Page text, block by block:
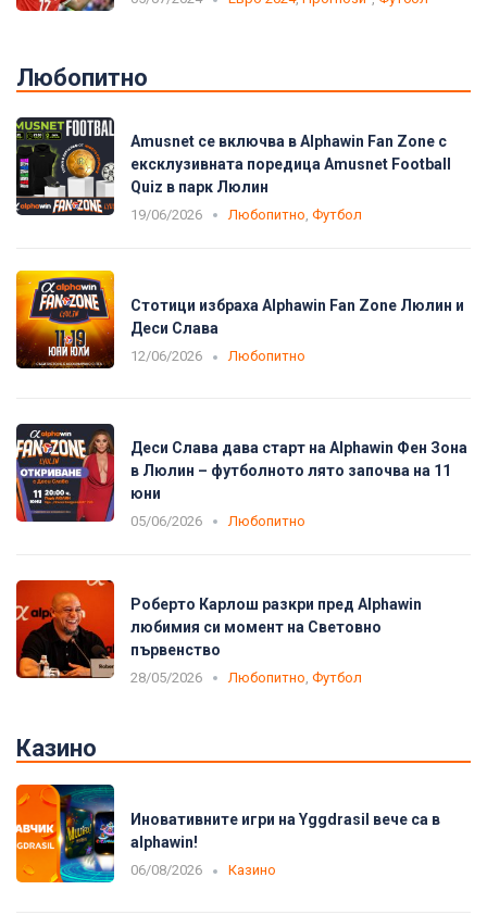
Любопитно
Amusnet се включва в Alphawin Fan Zone с
ексклузивната поредица Amusnet Football
Quiz в парк Люлин
19/06/2026 Любопитно Футбол
Стотици избраха Alphawin Fan Zone Люлин и
Деси Слава
12/06/2026 Любопитно
Деси Слава дава старт на Alphawin Фен Зона
в Люлин – футболното лято започва на 11
юни
05/06/2026 Любопитно
Роберто Карлош разкри пред Alphawin
любимия си момент на Световно
първенство
28/05/2026 Любопитно Футбол
Казино
Иновативните игри на Yggdrasil вече са в
alphawin!
06/08/2026 Казино